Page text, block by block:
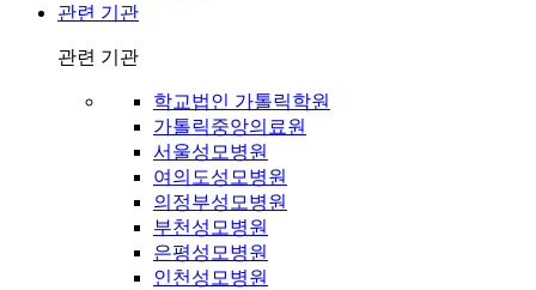
관련 기관
관련 기관
학교법인 가톨릭학원
가톨릭중앙의료원
서울성모병원
여의도성모병원
의정부성모병원
부천성모병원
은평성모병원
인천성모병원